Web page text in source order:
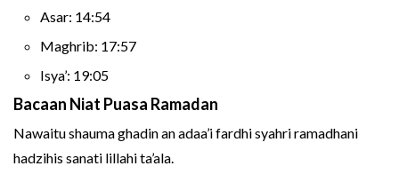
Asar: 14:54
Maghrib: 17:57
Isya’: 19:05
Bacaan Niat Puasa Ramadan
Nawaitu shauma ghadin an adaa’i fardhi syahri ramadhani
hadzihis sanati lillahi ta’ala.